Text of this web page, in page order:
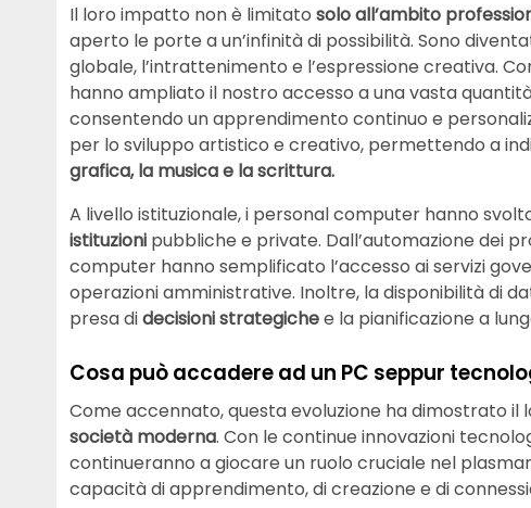
Il loro impatto non è limitato solo all’ambito
aperto le porte a un’infinità di possibilità. Sono
globale, l’intrattenimento e l’espressione creativa.
hanno ampliato il nostro accesso a una vasta
consentendo un apprendimento continuo e
per lo sviluppo artistico e creativo, permettendo a
grafica, la musica e la scrittura.
A livello istituzionale, i personal computer hanno
istituzioni pubbliche e private. Dall’automazione dei
computer hanno semplificato l’accesso ai servizi
operazioni amministrative. Inoltre, la disponibilità di
presa didecisioni strategichee la pianificazione a
Cosa può accadere ad un PC seppur
Come accennato, questa evoluzione ha dimostrato
società moderna. Con le continue innovazioni
continueranno a giocare un ruolo cruciale nel
capacità di apprendimento, di creazione e di